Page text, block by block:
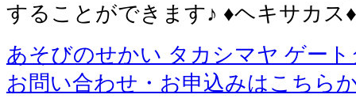
することができます♪ ♦︎ヘキサカ
あそびのせかい タカシマヤ ゲー
お問い合わせ・お申込みはこちら